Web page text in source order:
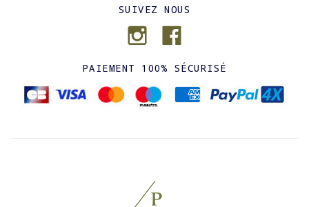
SUIVEZ NOUS
PAIEMENT 100% SÉCURISÉ